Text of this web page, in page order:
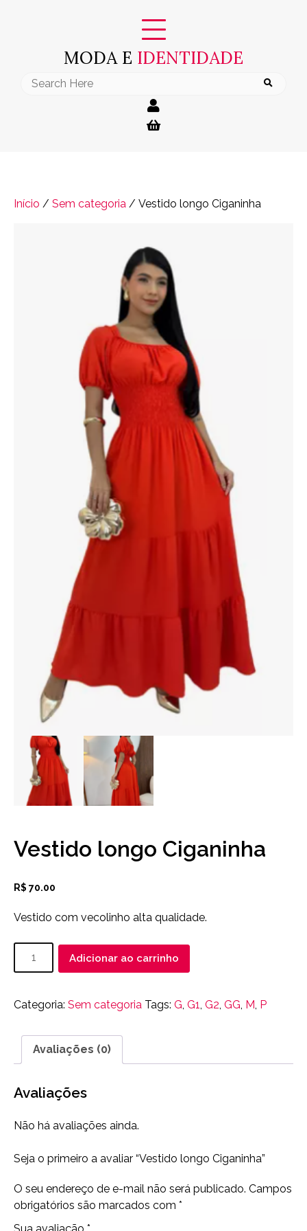
MODA E IDENTIDADE
Search
Início / Sem categoria / Vestido longo Ciganinha
Vestido longo Ciganinha
R$ 70.00
Vestido com vecolinho alta qualidade.
quantidade
Adicionar ao carrinho
Categoria: Sem categoria Tags: G, G1, G2, GG, M, P
Avaliações (0)
Avaliações
Não há avaliações ainda.
Seja o primeiro a avaliar “Vestido longo Ciganinha”
O seu endereço de e-mail não será publicado. Campos
obrigatórios são marcados com *
Sua avaliação *